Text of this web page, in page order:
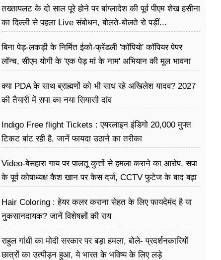
तख्तापलट के दो साल पूरे होने पर बांग्लादेश की पूर्व पीएम शेख हसीना
का दिल्ली से पहला Live संबोधन, बोलते-बोलते रो पड़ीं...
बिना पेड़-लकड़ी के निर्मित ईको-फ्रेंडली 'कॉपियो' कॉपियर पेपर
लॉन्च, सीएम योगी के 'एक पेड़ मां के नाम' अभियान की मूल भावना
क्या PDA के साथ ब्राह्मणों को भी साध रहे अखिलेश यादव? 2027
की तैयारी में सपा का नया सियासी दांव
Indigo Free flight Tickets : एयरलाइन इंडिगो 20,000 मुफ्त
टिकट बांट रही है, जानें फायदा उठाने का तरीका
Video-बेसहारा गाय पर पालतू कुत्तों से हमला कराने का आरोप, सपा
के पूर्व कोषाध्यक्ष कैश खान पर केस दर्ज, CCTV फुटेज के बाद बढ़ा
Hair Coloring : हेयर कलर कराना सेहत के लिए फायदेमंद है या
नुकसानदायक? जानें विशेषज्ञों की राय
राहुल गांधी का मोदी सरकार पर बड़ा हमला, बोले- प्रदर्शनकारियों
छात्रों का उत्पीड़न हुआ, ये भारत के भविष्य के लिए लड़े